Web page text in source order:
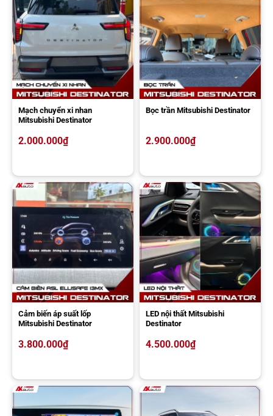
Mạch chuyển xi nhan
Mitsubishi Destinator
2.000.000₫
Bọc trần Mitsubishi Destinator
2.900.000₫
Cảm biến áp suất lốp
Mitsubishi Destinator
3.800.000₫
LED nội thất Mitsubishi
Destinator
4.500.000₫